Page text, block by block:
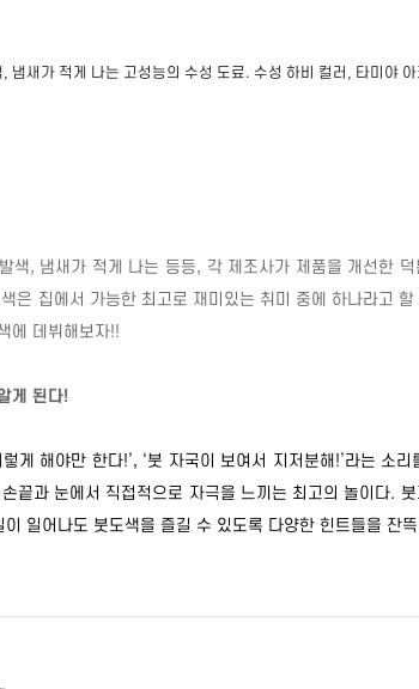
냄새가 적게 나는 고성능의 수성 도료 . 수성 하비 컬러 타미야
색 , 냄새가 적게 나는 등등, 각 제조사가 제품을 개선한
은 집에서 가능한 최고로 재미있는 취미 중에 하나라고 할
에 데뷔해보자!!
게 된다!
게 해야만 한다!’, ‘붓 자국이 보여서 지저분해 !’라는 소리
끝과 눈에서 직접적으로 자극을 느끼는 최고의 놀이다.
이 일어나도 붓도색을 즐길 수 있도록 다양한 힌트들을 잔